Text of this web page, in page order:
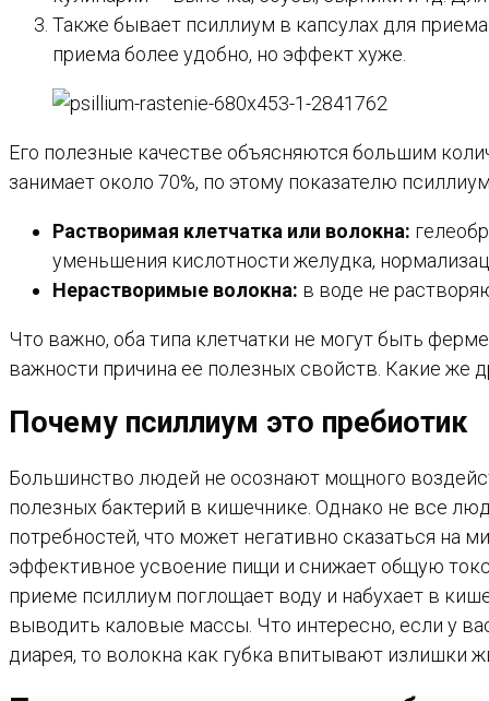
Также бывает псиллиум в капсулах для
приема более удобно, но эффект хуже.
Его полезные качестве объясняются большим
занимает около 70%, по этому показателю
Растворимая клетчатка или волокна:
уменьшения кислотности желудка,
Нерастворимые волокна: в воде не
Что важно, оба типа клетчатки не могут быть
важности причина ее полезных свойств. Какие же
Почему псиллиум это пребиотик
Большинство людей не осознают мощного
полезных бактерий в кишечнике. Однако не все
потребностей, что может негативно сказаться на
эффективное усвоение пищи и снижает общую
приеме псиллиум поглощает воду и набухает в
выводить каловые массы. Что интересно, если у
диарея, то волокна как губка впитывают излишки